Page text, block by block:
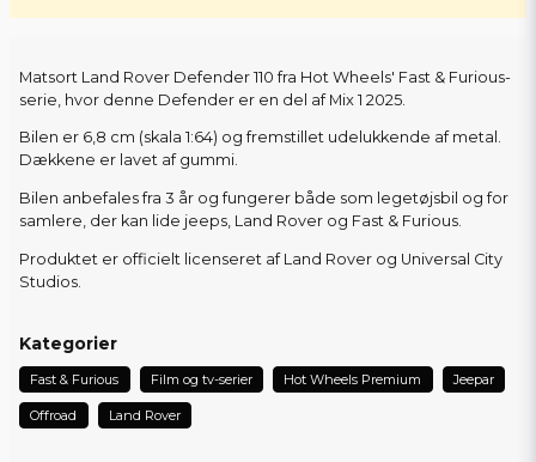
Matsort Land Rover Defender 110 fra Hot Wheels' Fast & Furious-
serie, hvor denne Defender er en del af Mix 1 2025.
Bilen er 6,8 cm (skala 1:64) og fremstillet udelukkende af metal.
Dækkene er lavet af gummi.
Bilen anbefales fra 3 år og fungerer både som legetøjsbil og for
samlere, der kan lide jeeps, Land Rover og Fast & Furious.
Produktet er officielt licenseret af Land Rover og Universal City
Studios.
Kategorier
Fast & Furious Film og tv-serier Hot Wheels Premium Jeepar
Offroad Land Rover